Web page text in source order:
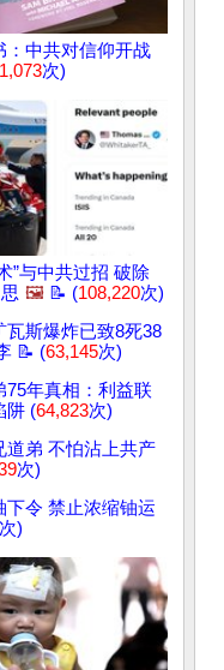
：中共对信仰开战
次)
”与中共过招 破除
🖼️ 📝 (108,220次)
瓦斯爆炸已致8死38
📝 (63,145次)
75年真相：利益联
阱 (64,823次)
道弟 不怕沾上共产
次)
下令 禁止浓缩铀运
次)